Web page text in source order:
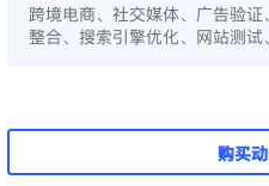
跨境电商、社交媒体、广告验
整合、搜索引擎优化、网站测
购买